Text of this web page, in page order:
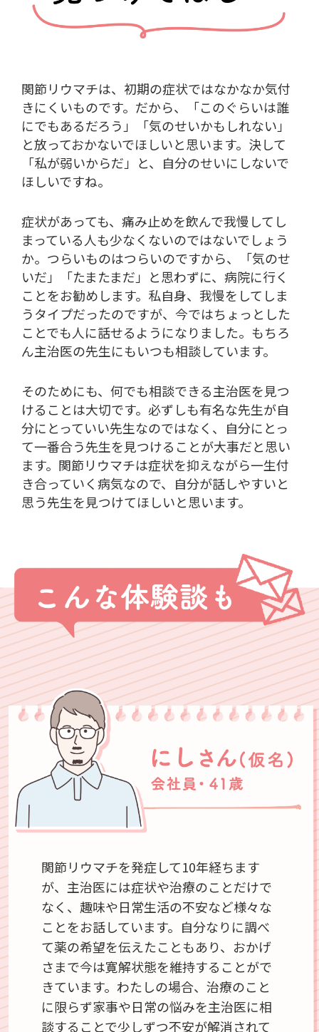
関節リウマチは、初期の症状ではなかなか気付
きにくいものです。だから、「このぐらいは誰
にでもあるだろう」「気のせいかもしれない」
と放っておかないでほしいと思います。決して
「私が弱いからだ」と、自分のせいにしないで
ほしいですね。
症状があっても、痛み止めを飲んで我慢してし
まっている人も少なくないのではないでしょう
か。つらいものはつらいのですから、「気のせ
いだ」「たまたまだ」と思わずに、病院に行く
ことをお勧めします。私自身、我慢をしてしま
うタイプだったのですが、今ではちょっとした
ことでも人に話せるようになりました。もちろ
ん主治医の先生にもいつも相談しています。
そのためにも、何でも相談できる主治医を見つ
けることは大切です。必ずしも有名な先生が自
分にとっていい先生なのではなく、自分にとっ
て一番合う先生を見つけることが大事だと思い
ます。関節リウマチは症状を抑えながら一生付
き合っていく病気なので、自分が話しやすいと
思う先生を見つけてほしいと思います。
関節リウマチを発症して10年経ちます
が、主治医には症状や治療のことだけで
なく、趣味や日常生活の不安など様々な
ことをお話しています。自分なりに調べ
て薬の希望を伝えたこともあり、おかげ
さまで今は寛解状態を維持することがで
きています。わたしの場合、治療のこと
に限らず家事や日常の悩みを主治医に相
談することで少しずつ不安が解消されて